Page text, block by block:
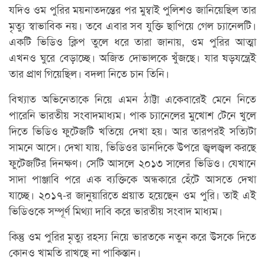
যদিও ওম পুরির ময়নাতদন্তের পর মুম্বাই পুলিশও জানিয়েছিল তার
মৃত্যু স্বাভাবিক নয়। তবে এবার সব যুক্তি ছাপিয়ে গেল চ্যানেলটি।
একটি ভিডিও ক্লিপ তুলে ধরে তারা জানায়, ওম পুরির আত্মা
এখনও ঘুরে বেড়াচ্ছে। অজিত দোভালকে খুঁজছে। যার ষড়যন্ত্রেই
তার প্রাণ গিয়েছিল। বদলা নিতে চান তিনি।
বিখ্যাত অভিনেতাকে নিয়ে এমন ঠাট্টা একেবারেই মেনে নিতে
পারেনি ভারতীয় সংবাদমাধ্যম। পাক চ্যানেলের মুখোশ টেনে খুলে
দিতে ভিডিও ফুটেজটি খতিয়ে দেখা হয়। আর তারপরই সত্যিটা
সামনে আসে। দেখা যায়, ভিডিওর ডানদিকে উপরে জ্বলজ্বল করছে
ফুটেজটির দিনক্ষণ। সেটি আসলে ২০১৩ সালের ভিডিও। যেখানে
সাদা পাঞ্জাবি পরে এক ব্যক্তিকে অন্ধকারে হেঁটে আসতে দেখা
যাচ্ছে। ২০১৭-র জানুয়ারিতে প্রয়াত হয়েছেন ওম পুরি। তাই এই
ভিডিওকে সম্পূর্ণ মিথ্যা দাবি করে ভারতীয় সংবাদ মাধ্যম।
কিন্তু ওম পুরির মৃত্যু রহস্য নিয়ে ভারতকে নতুন করে উসকে দিতে
কোনও খামতি রাখছে না পাকিস্তান।